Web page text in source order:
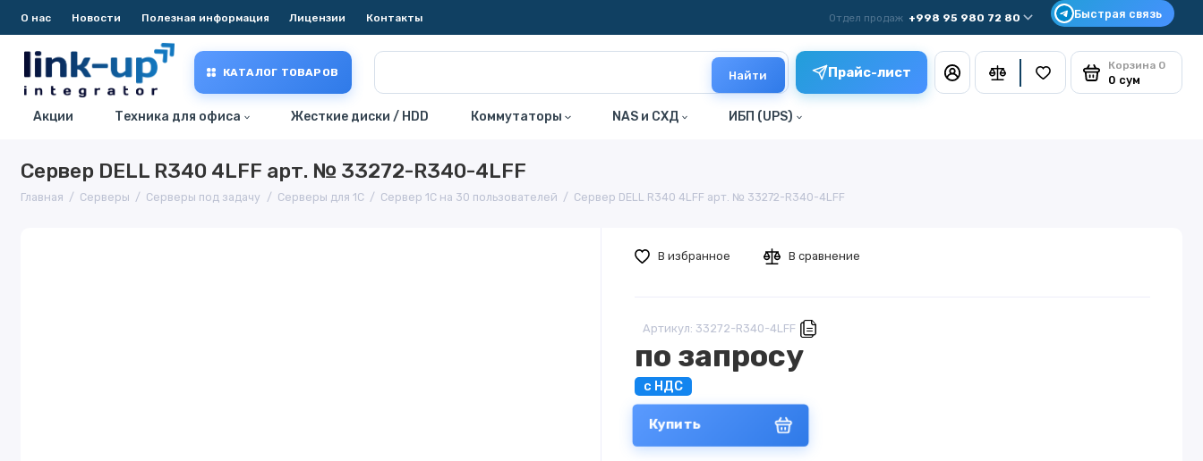
О нас Новости Полезная информация Лицензии Контакты Отдел продаж +998 95 980 72 80
КАТАЛОГ ТОВАРОВ Найти Прайс-лист Корзина 0
0 сум
Акции Техника для офиса Жесткие диски / HDD Коммутаторы NAS и СХД ИБП (UPS)
Сервер DELL R340 4LFF арт. № 33272-R340-4LFF
Главная Серверы Серверы под задачу Серверы для 1С Сервер 1С на 30 пользователей Сервер DELL R340 4LFF арт. № 33272-R340-4LFF
Артикул: 33272-R340-4LFF
по запросу
с НДС
Купить
В избранное В сравнение